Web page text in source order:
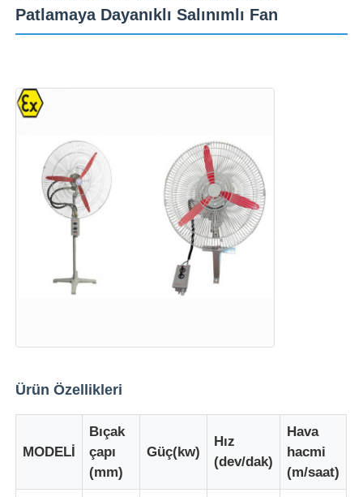
Fabrika turu
Patlamaya Dayanıklı Salınımlı Fan
Ürün Özellikleri
MODELİ
Bıçak
çapı
(mm)
Güç(kw)
Hız
(dev/dak)
Hava
hacmi
(m/saat)